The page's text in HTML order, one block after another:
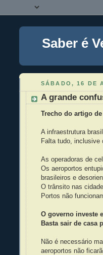
Saber é
SÁBADO, 16 DE
A grande
Trecho do artigo
A infraestrutura
Falta tudo, inclusive
As operadoras de
Os aeroportos
brasileiros e
O trânsito nas
Portos não
O governo investe
Basta sair de casa
Não é necessário
aeroportos não